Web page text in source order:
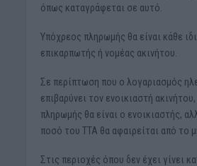
όπως καταγράφεται σε αυτό.
Υπόχρεος πληρωμής θα είναι κάθε
επικαρπωτής ή νομέας ακινήτου.
Σε περίπτωση που ο λογαριασμός
επιβαρύνει τον ενοικιαστή
πληρωμής θα είναι ο ενοικιαστής,
ποσό του ΤΤΑ θα αφαιρείται από το
Στις περιοχές όπου δεν έχει γίνει